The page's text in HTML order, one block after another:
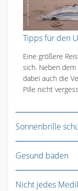
Tipps für den
Eine größere
sich. Neben
dabei auch die
Pille nicht
Sonnenbrille
Gesund baden
Nicht jedes